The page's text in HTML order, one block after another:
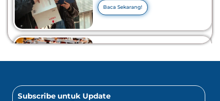
Tahu Info Selengkapnya!
Baca Sekarang!
Jangan Kelewatan!
Baca Sekarang!
Subscribe untuk Update